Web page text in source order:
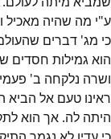
ע"י מה שהיה מאכיל
כי מג' דברים
הוא גמילות חסדים
ושרה נלקחה ב'
ראינו טעם אל הביא
היתה לה. אך הוא